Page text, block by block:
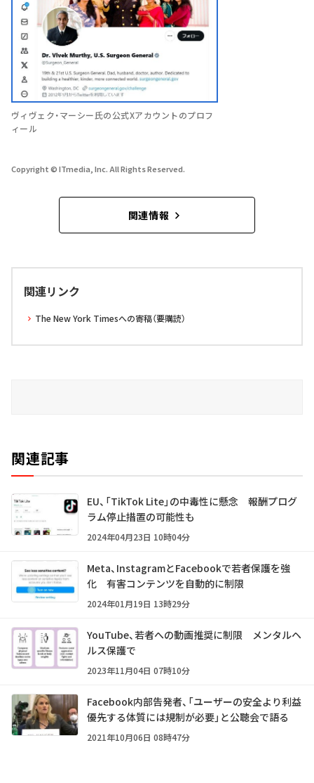
ヴィヴェク・マーシー氏の公式Xアカウントのプロフ
ィール
Copyright © ITmedia, Inc. All Rights Reserved.
関連情報
関連リンク
The New York Timesへの寄稿（要購読）
関連記事
EU、「TikTok Lite」の中毒性に懸念 報酬プログ
ラム停止措置の可能性も
2024年04月23日 10時04分
Meta、InstagramとFacebookで若者保護を強
化 有害コンテンツを自動的に制限
2024年01月19日 13時29分
YouTube、若者への動画推奨に制限 メンタルヘ
ルス保護で
2023年11月04日 07時10分
Facebook内部告発者、「ユーザーの安全より利益
優先する体質には規制が必要」と公聴会で語る
2021年10月06日 08時47分